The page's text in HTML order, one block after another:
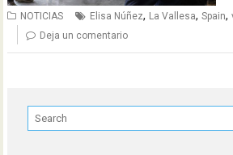
NOTICIAS Elisa Núñez, La Vallesa,Spain,
Deja un comentario